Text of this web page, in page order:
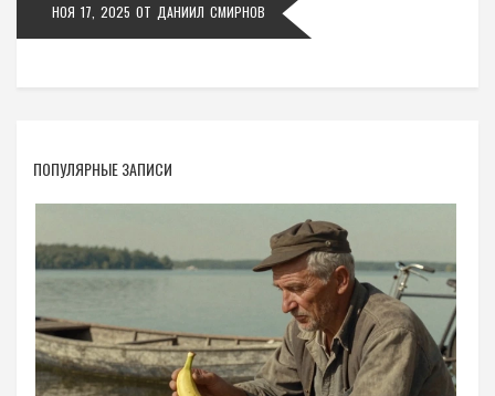
НОЯ 17, 2025 ОТ ДАНИИЛ СМИРНОВ
ПОПУЛЯРНЫЕ ЗАПИСИ